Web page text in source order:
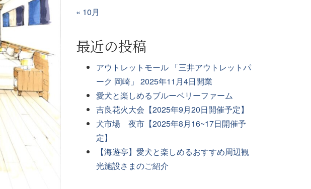
« 10月
最近の投稿
アウトレットモール 「三井アウトレットパ
ーク 岡崎」 2025年11月4日開業
愛犬と楽しめるブルーベリーファーム
吉良花火大会【2025年9月20日開催予定】
犬市場 夜市【2025年8月16~17日開催予
定】
【海遊亭】愛犬と楽しめるおすすめ周辺観
光施設さまのご紹介